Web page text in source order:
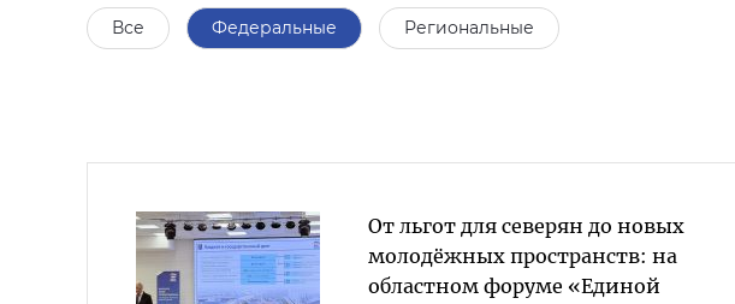
Все Федеральные Региональные
От льгот для северян до новых
молодёжных пространств: на
областном форуме «Единой